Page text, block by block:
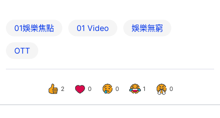
01娛樂焦點 01 Video 娛樂無窮
OTT
2 0 0 1 0